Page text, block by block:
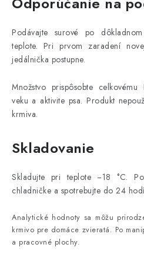
Podávajte surové po
teplote. Pri prvom zaradení
jedálnička postupne.
Množstvo prispôsobte
veku a aktivite psa. Produkt
krmiva.
Skladovanie
Skladujte pri teplote −18 °C.
chladničke a spotrebujte do 24
Analytické hodnoty sa môžu
krmivo pre domáce zvieratá. Po
a pracovné plochy.